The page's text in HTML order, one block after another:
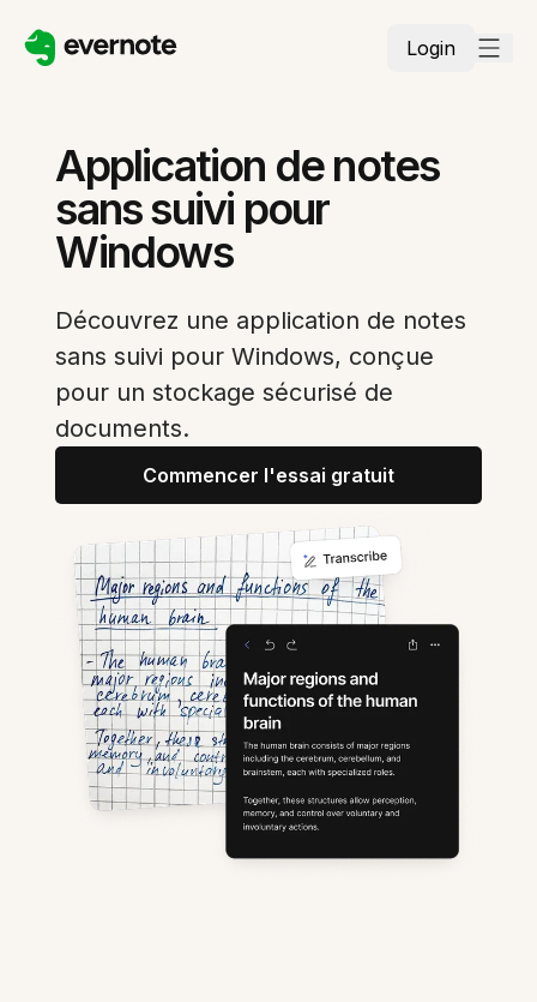
Login
Application de notes
sans suivi pour
Windows
Découvrez une application de notes
sans suivi pour Windows, conçue
pour un stockage sécurisé de
documents.
Commencer l'essai gratuit